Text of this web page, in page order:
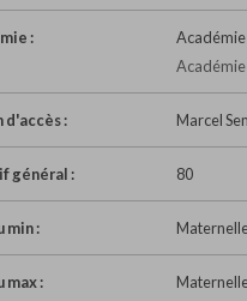
:
d'accès : Marcel
général : 80
min :
max :